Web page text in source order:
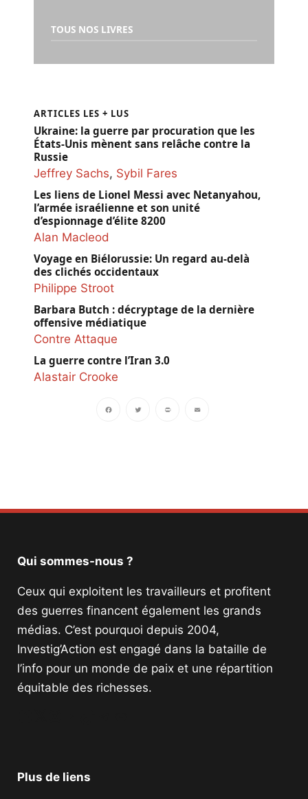
TOUS NOS LIVRES
ARTICLES LES + LUS
Ukraine: la guerre par procuration que les
États-Unis mènent sans relâche contre la
Russie
Jeffrey Sachs, Sybil Fares
Les liens de Lionel Messi avec Netanyahou,
l’armée israélienne et son unité
d’espionnage d’élite 8200
Alan Macleod
Voyage en Biélorussie: Un regard au-delà
des clichés occidentaux
Philippe Stroot
Barbara Butch : décryptage de la dernière
offensive médiatique
Contre Attaque
La guerre contre l’Iran 3.0
Alastair Crooke
Qui sommes-nous ?
Ceux qui exploitent les travailleurs et profitent
des guerres financent également les grands
médias. C’est pourquoi depuis 2004,
Investig’Action est engagé dans la bataille de
l’info pour un monde de paix et une répartition
équitable des richesses.
Plus de liens